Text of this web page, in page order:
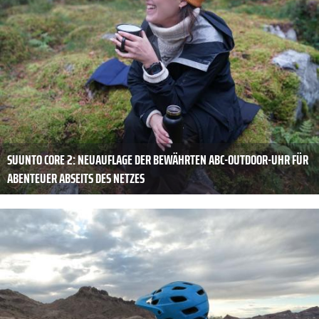
SUUNTO CORE 2: NEUAUFLAGE DER BEWÄHRTEN ABC-OUTDOOR-UHR FÜR
ABENTEUER ABSEITS DES NETZES